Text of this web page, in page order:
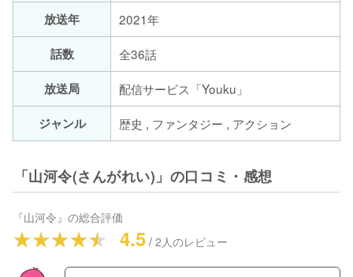
放送年
2021年
話数
全36話
放送局
配信サービス「Youku」
ジャンル
歴史 , ファンタジー , アクション
「山河令(さんがれい)」の口コミ・感想
『山河令』の総合評価
4.5 / 2人のレビュー